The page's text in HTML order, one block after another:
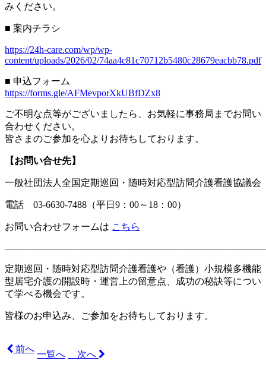
みください。
■ 案内チラシ
https://24h-care.com/wp/wp-
content/uploads/2026/02/74aa4c81c70712b5480c28679eacbb78.pdf
■ 申込フォーム
https://forms.gle/AFMevporXkUBfDZx8
ご不明な点等がございましたら、お気軽に事務局までお問い
合わせください。
皆さまのご参加を心よりお待ちしております。
【お問い合せ先】
一般社団法人全国定期巡回・随時対応型訪問介護看護協議会
電話 03-6630-7488（平日9：00～18：00）
お問い合わせフォームは こちら
定期巡回・随時対応型訪問介護看護や（看護）小規模多機能
型居宅介護の開設時・運営上の留意点、成功の秘訣等につい
て学べる機会です。
皆様のお申込み、ご参加をお待ちしております。
前へ
一覧へ 次へ